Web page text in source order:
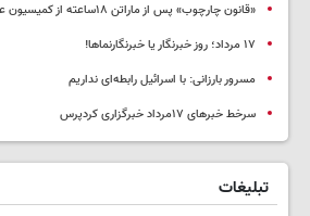
«قانون چارچوب» پس از ماراتن ۱۸ساعته از کمیسیون عدالت گذشت
١٧ مرداد؛ روز خبرنگار یا خبرنگارنماها!
مسرور بارزانی: با اسرائیل رابطه‌ای نداریم
سرخط خبرهای ۱۷مرداد خبرگزاری کردپرس
تبلیغات